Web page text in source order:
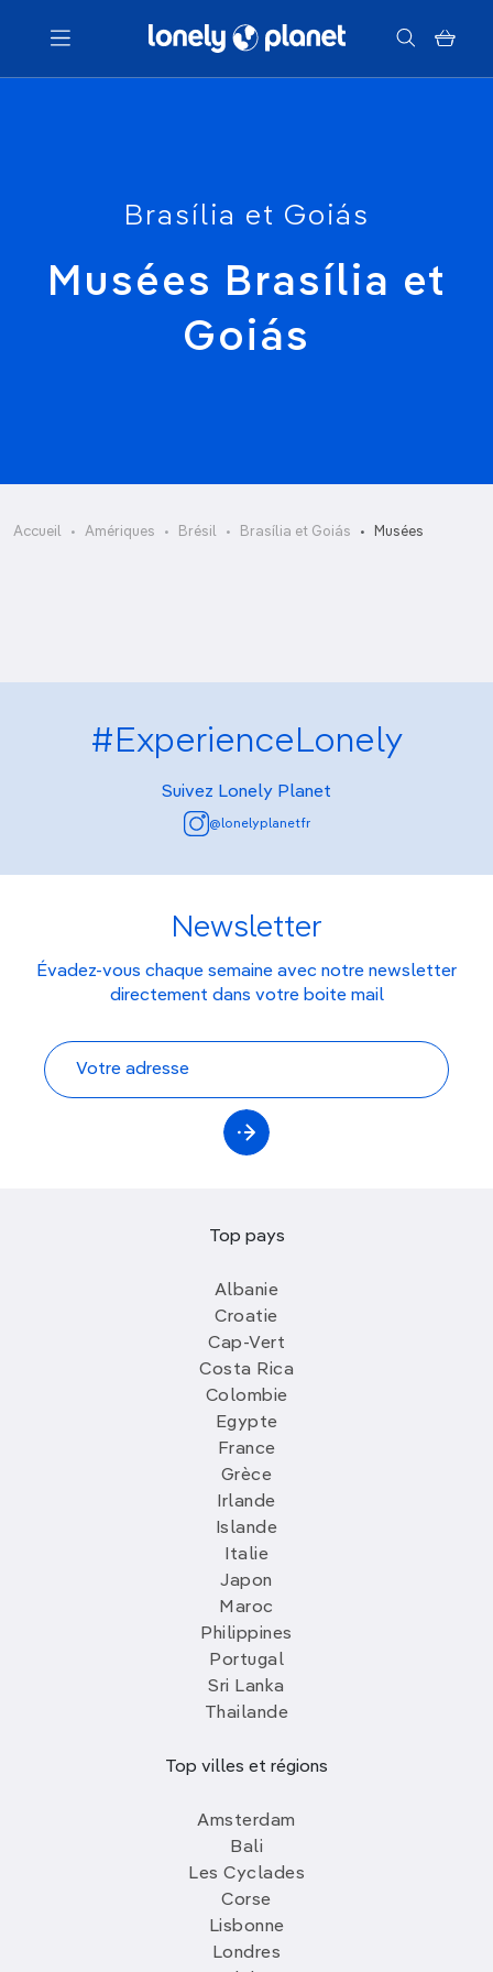
Menu
Brasília et Goiás
Musées Brasília et
Goiás
Accueil Amériques Brésil Brasília et Goiás Musées
Museu do Divino
#ExperienceLonely
Suivez Lonely Planet
@lonelyplanetfr
Newsletter
Évadez-vous chaque semaine avec notre newsletter
directement dans votre boite mail
Top pays
Albanie
Croatie
Cap-Vert
Costa Rica
Colombie
Egypte
France
Grèce
Irlande
Islande
Italie
Japon
Maroc
Philippines
Portugal
Sri Lanka
Thailande
Top villes et régions
Amsterdam
Bali
Les Cyclades
Corse
Lisbonne
Londres